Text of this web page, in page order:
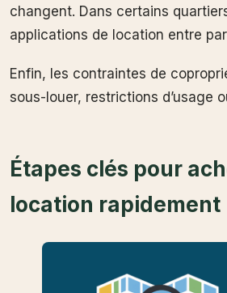
changent. Dans certains
applications de location entre
Enfin, les contraintes de
sous-louer, restrictions d’usage
Étapes clés pour
location rapidement